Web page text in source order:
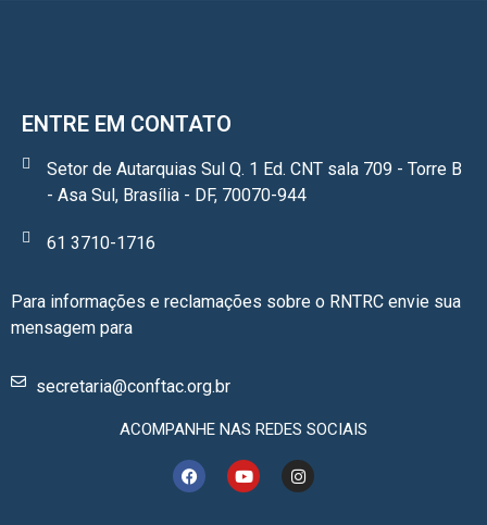
ENTRE EM CONTATO
Setor de Autarquias Sul Q. 1 Ed. CNT sala 709 - Torre B
- Asa Sul, Brasília - DF, 70070-944
61 3710-1716
Para informações e reclamações sobre o RNTRC envie sua
mensagem para
secretaria@conftac.org.br
ACOMPANHE NAS REDES SOCIAIS